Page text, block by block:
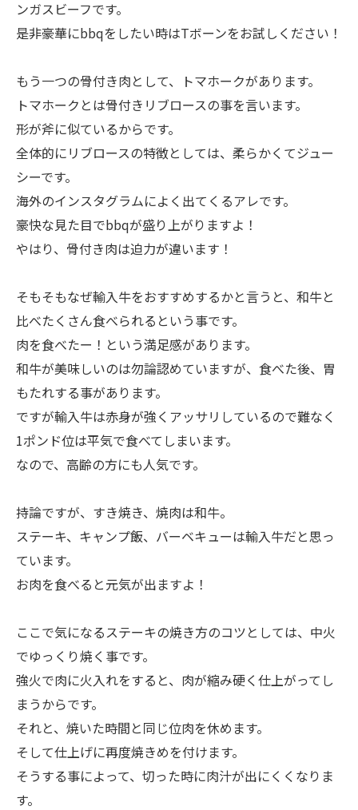
ンガスビーフです。
是非豪華にbbqをしたい時はTボーンをお試しください！
もう一つの骨付き肉として、トマホークがあります。
トマホークとは骨付きリブロースの事を言います。
形が斧に似ているからです。
全体的にリブロースの特徴としては、柔らかくてジュー
シーです。
海外のインスタグラムによく出てくるアレです。
豪快な見た目でbbqが盛り上がりますよ！
やはり、骨付き肉は迫力が違います！
そもそもなぜ輸入牛をおすすめするかと言うと、和牛と
比べたくさん食べられるという事です。
肉を食べたー！という満足感があります。
和牛が美味しいのは勿論認めていますが、食べた後、胃
もたれする事があります。
ですが輸入牛は赤身が強くアッサリしているので難なく
1ポンド位は平気で食べてしまいます。
なので、高齢の方にも人気です。
持論ですが、すき焼き、焼肉は和牛。
ステーキ、キャンプ飯、バーベキューは輸入牛だと思っ
ています。
お肉を食べると元気が出ますよ！
ここで気になるステーキの焼き方のコツとしては、中火
でゆっくり焼く事です。
強火で肉に火入れをすると、肉が縮み硬く仕上がってし
まうからです。
それと、焼いた時間と同じ位肉を休めます。
そして仕上げに再度焼きめを付けます。
そうする事によって、切った時に肉汁が出にくくなりま
す。